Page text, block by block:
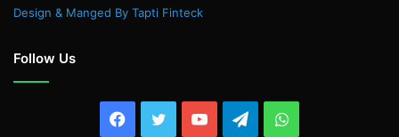
Design & Manged By Tapti Finteck
Follow Us
Facebook
TwitterYouTubeTelegramWhatsApp